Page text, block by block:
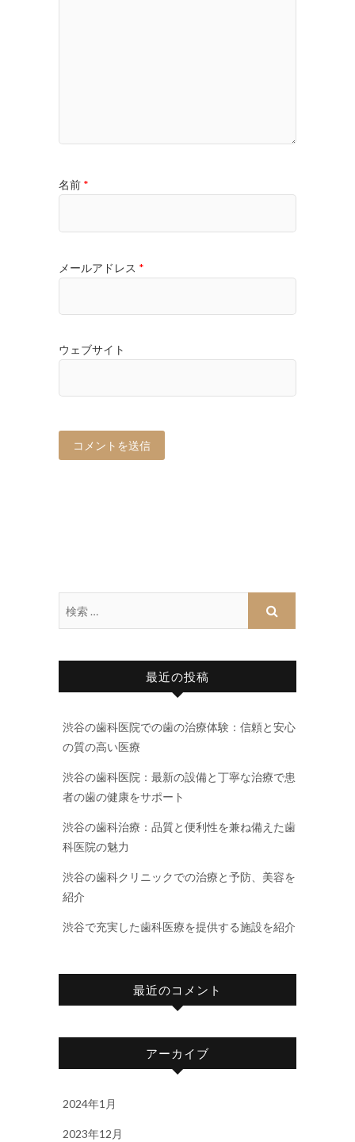
名前 *
メールアドレス *
ウェブサイト
最近の投稿
渋谷の歯科医院での歯の治療体験：信頼と安心
の質の高い医療
渋谷の歯科医院：最新の設備と丁寧な治療で患
者の歯の健康をサポート
渋谷の歯科治療：品質と便利性を兼ね備えた歯
科医院の魅力
渋谷の歯科クリニックでの治療と予防、美容を
紹介
渋谷で充実した歯科医療を提供する施設を紹介
最近のコメント
アーカイブ
2024年1月
2023年12月